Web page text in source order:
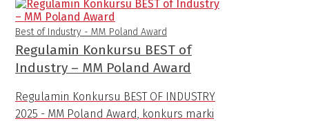
Best of Industry - MM Poland Award
Regulamin Konkursu BEST of
Industry – MM Poland Award
Regulamin Konkursu BEST OF INDUSTRY
2025 - MM Poland Award, konkurs marki